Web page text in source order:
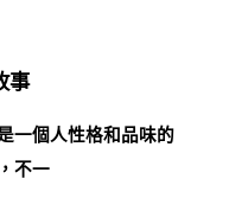
事
一個人性格和品味的
不一